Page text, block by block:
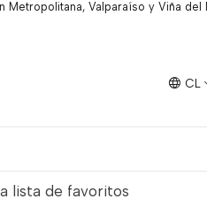
CL
Metropolitana, Valparaíso y Viña del
adultos.
correa
lista de favoritos